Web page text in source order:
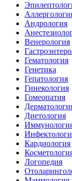
Андрология
Венерология
Гематология
Генетика
Гепатология
Гинекология
Гомеопатия
Диетология
Кардиология
Логопедия